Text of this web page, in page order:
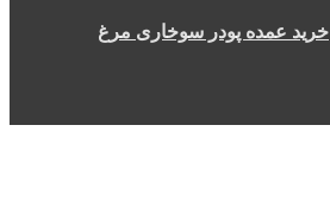
خرید عمده پودر سوخاری مرغ